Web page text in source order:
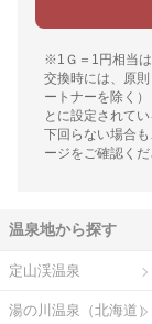
※1Ｇ＝1円相当は
交換時には、原
ートナーを除く
とに設定されて
下回らない場合
ージをご確認くだ
温泉地から探す
定山渓温泉
湯の川温泉（北海道）